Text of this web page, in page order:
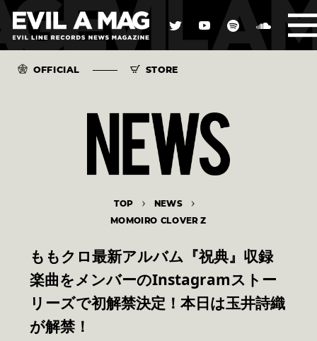
OFFICIAL STORE
TOP NEWS
MOMOIRO CLOVER Z
ももクロ最新アルバム『祝典』収録
楽曲をメンバーのInstagramストー
リーズで初解禁決定！本日は玉井詩織
が解禁！